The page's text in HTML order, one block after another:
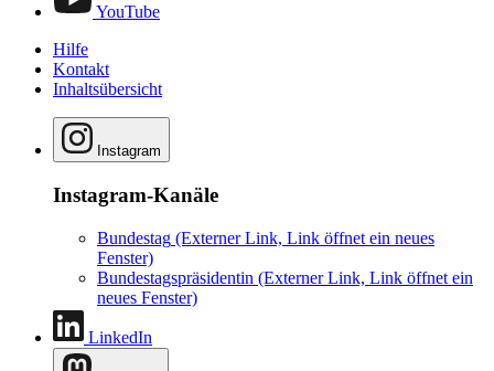
YouTube
Hilfe
Kontakt
Inhaltsübersicht
Instagram
Instagram-Kanäle
Bundestag (Externer Link, Link öffnet ein neues
Fenster)
Bundestagspräsidentin (Externer Link, Link öffnet ein
neues Fenster)
LinkedIn